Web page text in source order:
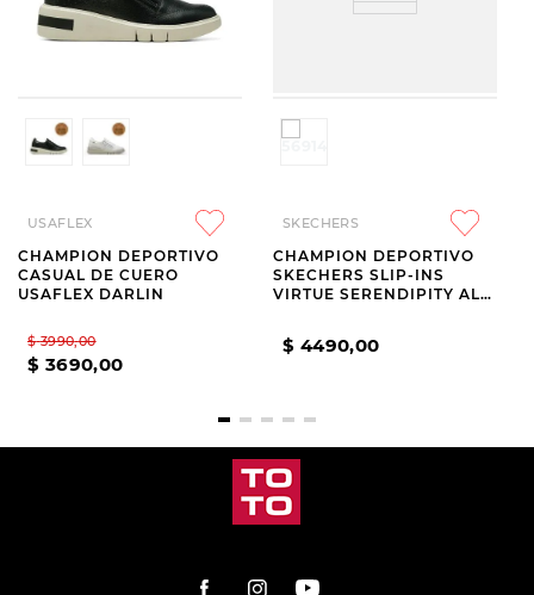
USAFLEX
CHAMPION DEPORTIVO
CASUAL DE CUERO
USAFLEX DARLIN
$ 3990,00
$ 3690,00
SKECHERS
CHAMPION DEPORTIVO
SKECHERS SLIP-INS
VIRTUE SERENDIPITY ALL
$ 4490,00